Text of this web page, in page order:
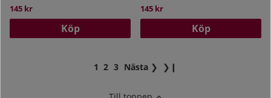
145 kr
Köp
145 kr
Köp
1 2 3 Nästa ❯ ❯❙